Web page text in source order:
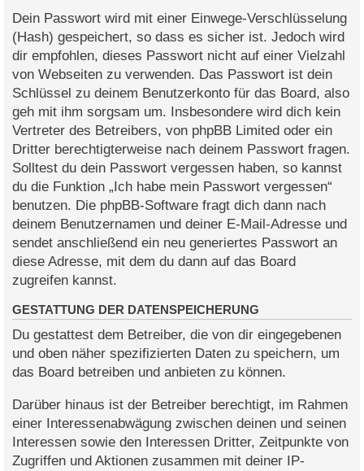
Dein Passwort wird mit einer Einwege-Verschlüsselung
(Hash) gespeichert, so dass es sicher ist. Jedoch wird
dir empfohlen, dieses Passwort nicht auf einer Vielzahl
von Webseiten zu verwenden. Das Passwort ist dein
Schlüssel zu deinem Benutzerkonto für das Board, also
geh mit ihm sorgsam um. Insbesondere wird dich kein
Vertreter des Betreibers, von phpBB Limited oder ein
Dritter berechtigterweise nach deinem Passwort fragen.
Solltest du dein Passwort vergessen haben, so kannst
du die Funktion „Ich habe mein Passwort vergessen“
benutzen. Die phpBB-Software fragt dich dann nach
deinem Benutzernamen und deiner E-Mail-Adresse und
sendet anschließend ein neu generiertes Passwort an
diese Adresse, mit dem du dann auf das Board
zugreifen kannst.
GESTATTUNG DER DATENSPEICHERUNG
Du gestattest dem Betreiber, die von dir eingegebenen
und oben näher spezifizierten Daten zu speichern, um
das Board betreiben und anbieten zu können.
Darüber hinaus ist der Betreiber berechtigt, im Rahmen
einer Interessenabwägung zwischen deinen und seinen
Interessen sowie den Interessen Dritter, Zeitpunkte von
Zugriffen und Aktionen zusammen mit deiner IP-